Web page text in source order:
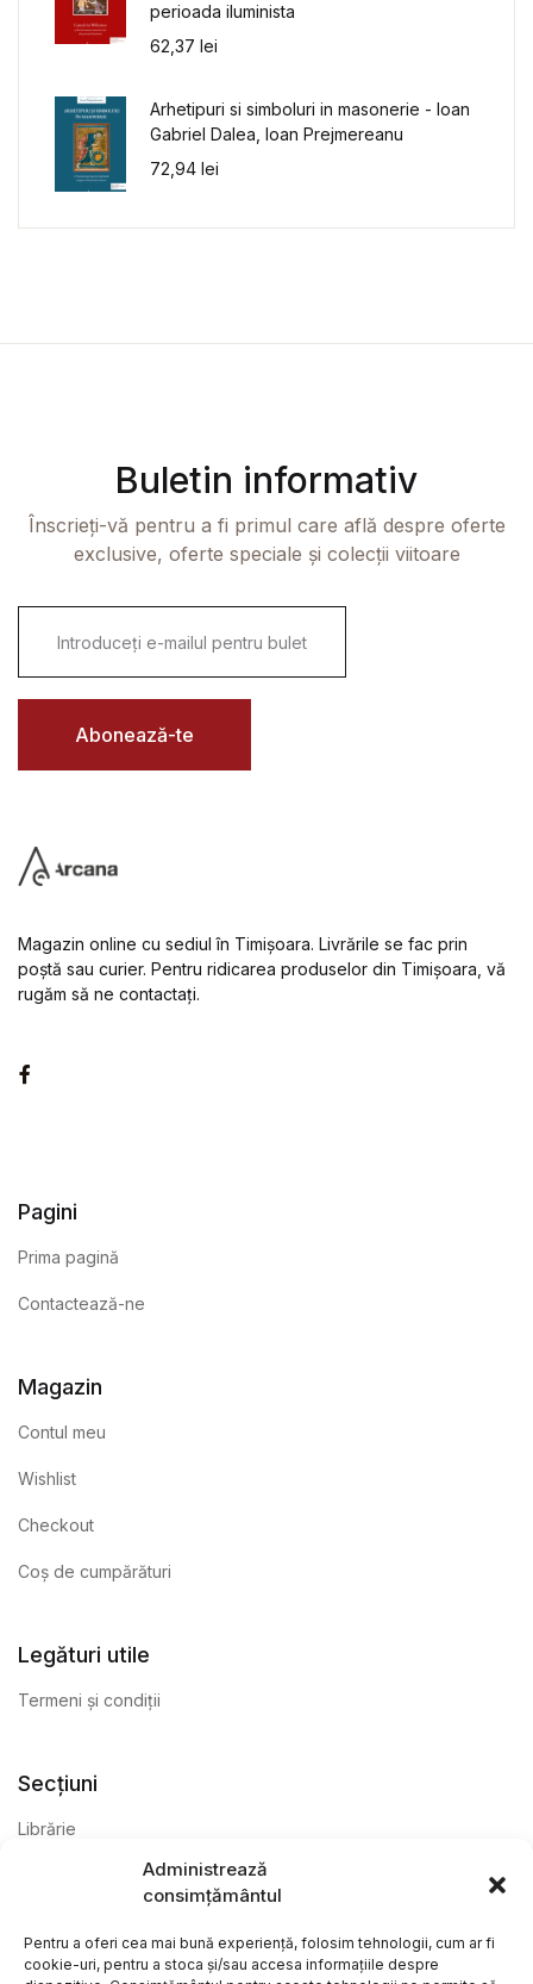
Administrează
consimțământul
Pentru a oferi cea mai bună experiență, folosim tehnologii, cum ar fi
cookie-uri, pentru a stoca și/sau accesa informațiile despre
perioada iluminista
62,37 lei
Arhetipuri si simboluri in masonerie - Ioan
Gabriel Dalea, Ioan Prejmereanu
72,94 lei
Buletin informativ
Înscrieți-vă pentru a fi primul care află despre oferte
exclusive, oferte speciale și colecții viitoare
i
l
Abonează-te
Magazin online cu sediul în Timișoara. Livrările se fac prin
poștă sau curier. Pentru ridicarea produselor din Timișoara, vă
rugăm să ne contactați.
Pagini
Prima pagină
Contactează-ne
Magazin
Contul meu
Wishlist
Checkout
Coș de cumpărături
Legături utile
Termeni și condiții
Secțiuni
Librărie